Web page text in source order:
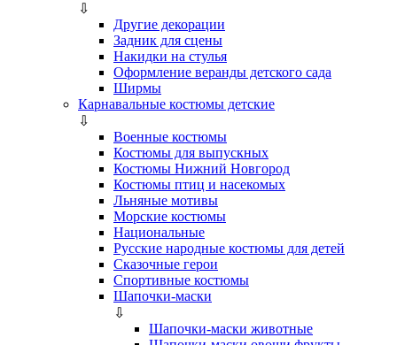
⇩
Другие декорации
Задник для сцены
Накидки на стулья
Оформление веранды детского сада
Ширмы
Карнавальные костюмы детские
⇩
Военные костюмы
Костюмы для выпускных
Костюмы Нижний Новгород
Костюмы птиц и насекомых
Льняные мотивы
Морские костюмы
Национальные
Русские народные костюмы для детей
Сказочные герои
Спортивные костюмы
Шапочки-маски
⇩
Шапочки-маски животные